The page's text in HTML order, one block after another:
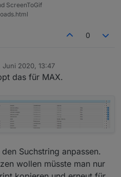
ScreenToGif
0
Juni 2020, 13:47
von
das für MAX.
Suchstring anpassen.
wollen müsste man nur